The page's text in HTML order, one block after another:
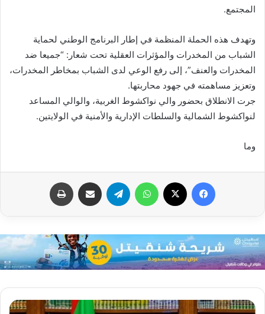
المجتمع.
وتهدف هذه الحملة المنظمة في إطار البرنامج الوطني لحماية
الشباب من المخدرات والمؤثرات العقلية تحت شعار: “جميعا ضد
المخدرات والعنف”، إلى رفع الوعي لدى الشباب بمخاطر المخدرات،
وتعزيز مساهمته في جهود محاربتها.
جرت الانطلاق بحضور والي نواكشوط الغربية، والوالي المساعد
لنواكشوط الشمالية والسلطات الإدارية والأمنية في الولايتين.
وما
فيسبوك واتساب تيلقرام مشاركة عبر البريد